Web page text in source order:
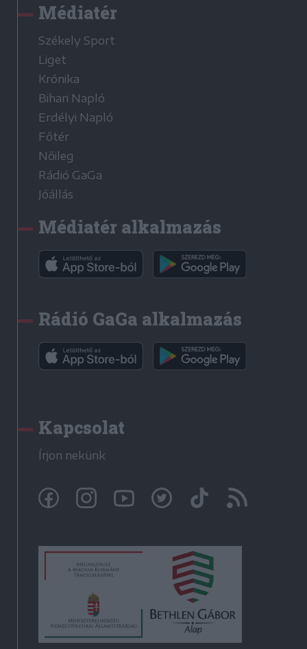
Médiatér
Székely Sport
Liget
Krónika
Bihari Napló
Erdélyi Napló
Főtér
Nőileg
Rádió GaGa
Jóállás
Médiatér alkalmazás
Rádió GaGa alkalmazás
Kapcsolat
Írjon nekünk